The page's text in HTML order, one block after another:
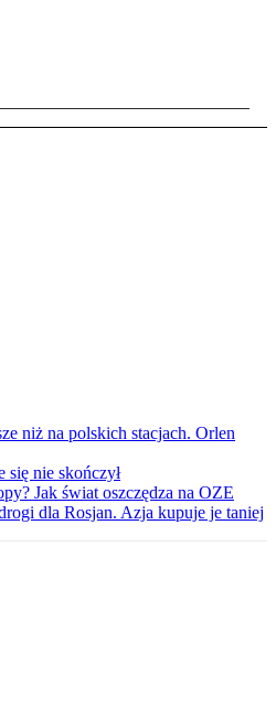
niż na polskich stacjach. Orlen
się nie skończył
Jak świat oszczędza na OZE
dla Rosjan. Azja kupuje je taniej